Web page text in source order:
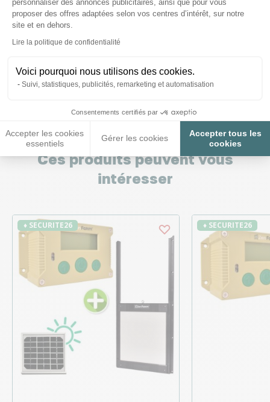
personnaliser des annonces publicitaires, ainsi que pour vous
proposer des offres adaptées selon vos centres d’intérêt, sur notre
site et en dehors.
Lire la politique de confidentialité
Voici pourquoi nous utilisons des cookies.
Suivi, statistiques, publicités, remarketing et automatisation
Consentements certifiés par
Accepter les cookies
essentiels
Gérer les cookies
Accepter tous les
cookies
Axeptio consent
Nous répondons à toutes vos
questions ;)
Posez-nous vos questions
Ces produits peuvent vous
intéresser
♦ SECURITE26 ♦ SECURITE26